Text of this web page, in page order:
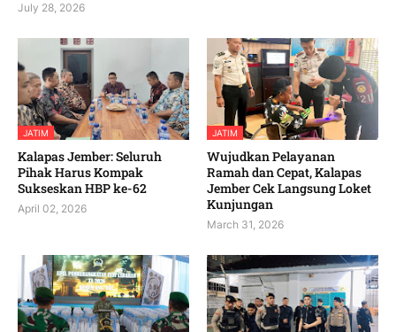
July 28, 2026
JATIM
Kalapas Jember: Seluruh
Pihak Harus Kompak
Sukseskan HBP ke-62
April 02, 2026
JATIM
Wujudkan Pelayanan
Ramah dan Cepat, Kalapas
Jember Cek Langsung Loket
Kunjungan
March 31, 2026